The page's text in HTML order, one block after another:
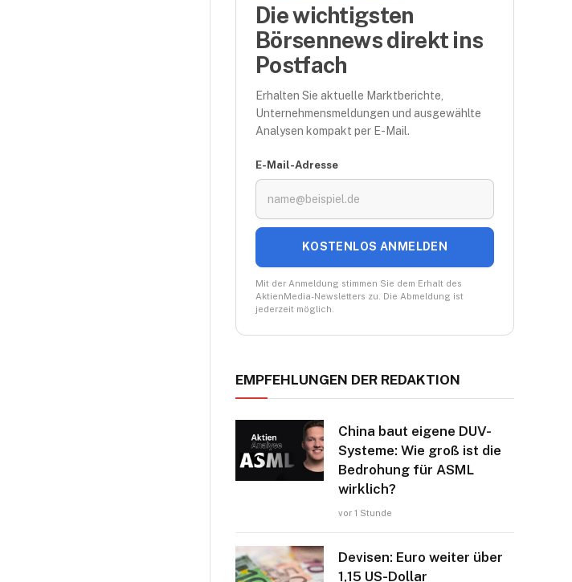
Die wichtigsten
Börsennews direkt ins
Postfach
Erhalten Sie aktuelle Marktberichte,
Unternehmensmeldungen und ausgewählte
Analysen kompakt per E-Mail.
E-Mail-Adresse
KOSTENLOS ANMELDEN
Mit der Anmeldung stimmen Sie dem Erhalt des
AktienMedia-Newsletters zu. Die Abmeldung ist
jederzeit möglich.
EMPFEHLUNGEN DER REDAKTION
China baut eigene DUV-
Systeme: Wie groß ist die
Bedrohung für ASML
wirklich?
vor 1 Stunde
Devisen: Euro weiter über
1,15 US-Dollar